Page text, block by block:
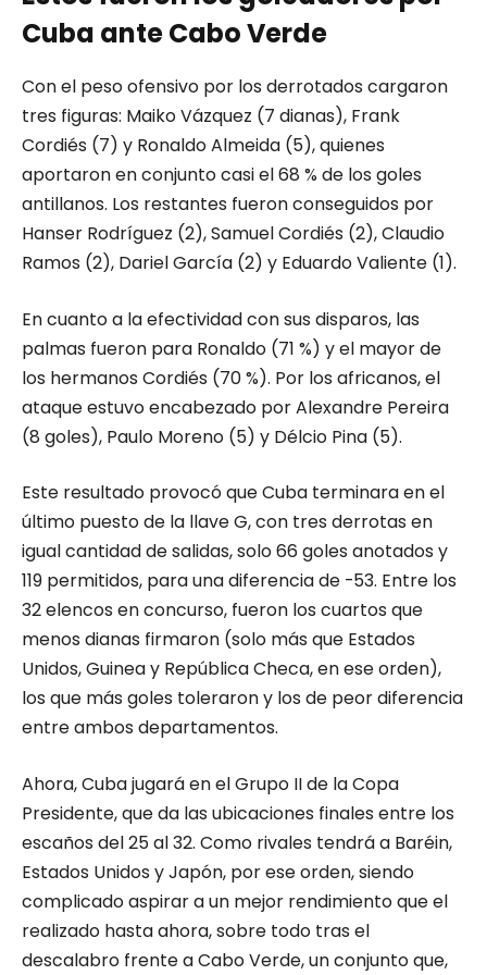
Cuba ante Cabo Verde
Con el peso ofensivo por los derrotados cargaron
tres figuras: Maiko Vázquez (7 dianas), Frank
Cordiés (7) y Ronaldo Almeida (5), quienes
aportaron en conjunto casi el 68 % de los goles
antillanos. Los restantes fueron conseguidos por
Hanser Rodríguez (2), Samuel Cordiés (2), Claudio
Ramos (2), Dariel García (2) y Eduardo Valiente (1).
En cuanto a la efectividad con sus disparos, las
palmas fueron para Ronaldo (71 %) y el mayor de
los hermanos Cordiés (70 %). Por los africanos, el
ataque estuvo encabezado por Alexandre Pereira
(8 goles), Paulo Moreno (5) y Délcio Pina (5).
Este resultado provocó que Cuba terminara en el
último puesto de la llave G, con tres derrotas en
igual cantidad de salidas, solo 66 goles anotados y
119 permitidos, para una diferencia de -53. Entre los
32 elencos en concurso, fueron los cuartos que
menos dianas firmaron (solo más que Estados
Unidos, Guinea y República Checa, en ese orden),
los que más goles toleraron y los de peor diferencia
entre ambos departamentos.
Ahora, Cuba jugará en el Grupo II de la Copa
Presidente, que da las ubicaciones finales entre los
escaños del 25 al 32. Como rivales tendrá a Baréin,
Estados Unidos y Japón, por ese orden, siendo
complicado aspirar a un mejor rendimiento que el
realizado hasta ahora, sobre todo tras el
descalabro frente a Cabo Verde, un conjunto que,